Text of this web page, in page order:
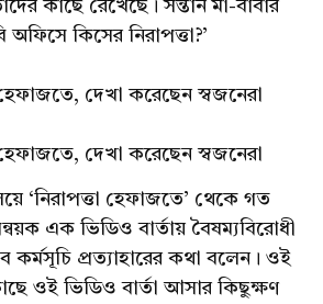
কাছে রেখেছে। সন্তান মা-বাবার
অফিসে কিসের নিরাপত্তা?’
দেখা করেছেন স্বজনেরা
দেখা করেছেন স্বজনেরা
‘নিরাপত্তা হেফাজতে’ থেকে গত
এক ভিডিও বার্তায় বৈষম্যবিরোধী
কর্মসূচি প্রত্যাহারের কথা বলেন। ওই
ওই ভিডিও বার্তা আসার কিছুক্ষণ